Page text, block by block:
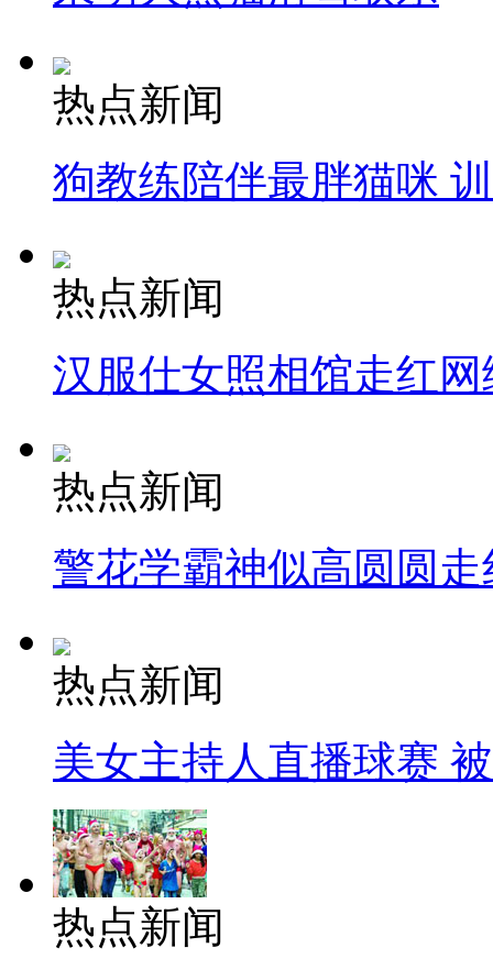
热点新闻
狗教练陪伴最胖猫咪
热点新闻
汉服仕女照相馆走红网
热点新闻
警花学霸神似高圆圆走
热点新闻
美女主持人直播球赛
热点新闻